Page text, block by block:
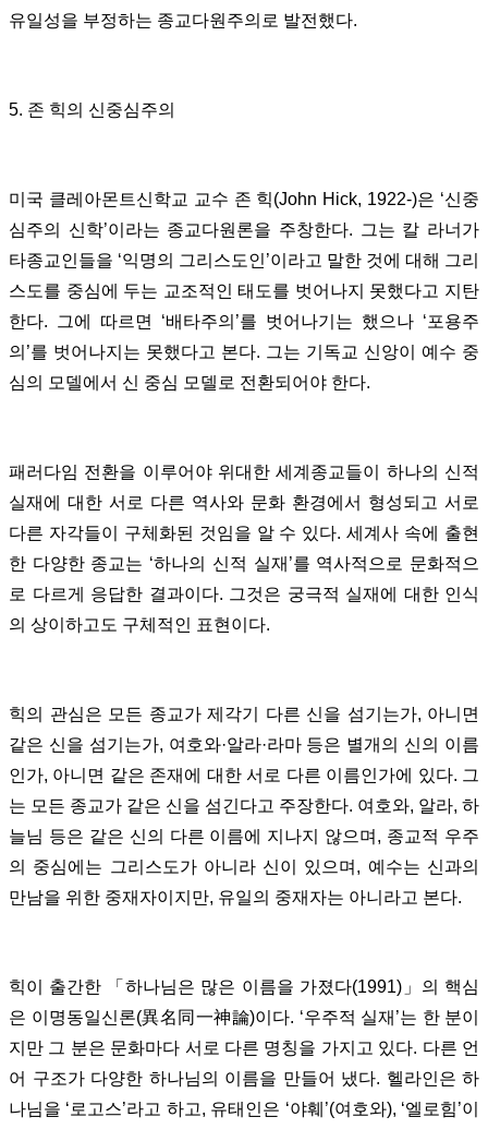
유일성을 부정하는 종교다원주의로 발전했다.
5. 존 힉의 신중심주의
미국 클레아몬트신학교 교수 존 힉(John Hick, 1922-)은 ‘신중
심주의 신학’이라는 종교다원론을 주창한다. 그는 칼 라너가
타종교인들을 ‘익명의 그리스도인’이라고 말한 것에 대해 그리
스도를 중심에 두는 교조적인 태도를 벗어나지 못했다고 지탄
한다. 그에 따르면 ‘배타주의’를 벗어나기는 했으나 ‘포용주
의’를 벗어나지는 못했다고 본다. 그는 기독교 신앙이 예수 중
심의 모델에서 신 중심 모델로 전환되어야 한다.
패러다임 전환을 이루어야 위대한 세계종교들이 하나의 신적
실재에 대한 서로 다른 역사와 문화 환경에서 형성되고 서로
다른 자각들이 구체화된 것임을 알 수 있다. 세계사 속에 출현
한 다양한 종교는 ‘하나의 신적 실재’를 역사적으로 문화적으
로 다르게 응답한 결과이다. 그것은 궁극적 실재에 대한 인식
의 상이하고도 구체적인 표현이다.
힉의 관심은 모든 종교가 제각기 다른 신을 섬기는가, 아니면
같은 신을 섬기는가, 여호와·알라·라마 등은 별개의 신의 이름
인가, 아니면 같은 존재에 대한 서로 다른 이름인가에 있다. 그
는 모든 종교가 같은 신을 섬긴다고 주장한다. 여호와, 알라, 하
늘님 등은 같은 신의 다른 이름에 지나지 않으며, 종교적 우주
의 중심에는 그리스도가 아니라 신이 있으며, 예수는 신과의
만남을 위한 중재자이지만, 유일의 중재자는 아니라고 본다.
힉이 출간한 「하나님은 많은 이름을 가졌다(1991)」의 핵심
은 이명동일신론(異名同一神論)이다. ‘우주적 실재’는 한 분이
지만 그 분은 문화마다 서로 다른 명칭을 가지고 있다. 다른 언
어 구조가 다양한 하나님의 이름을 만들어 냈다. 헬라인은 하
나님을 ‘로고스’라고 하고, 유태인은 ‘야훼’(여호와), ‘엘로힘’이